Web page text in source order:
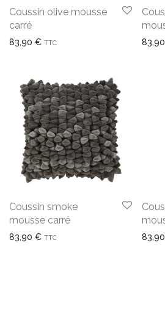
Coussin olive mousse
carré
83,90 € TTC 83,90
Coussin smoke
mousse carré
83,90 € TTC 83,90